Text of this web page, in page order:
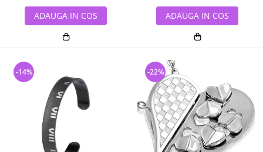
ADAUGA IN COS ADAUGA IN COS
-14% -22%